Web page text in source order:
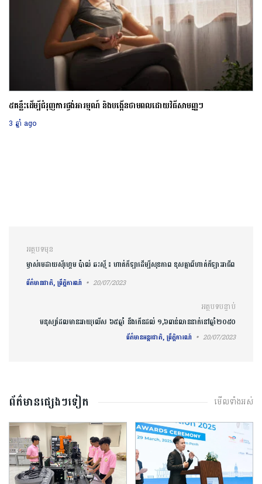
៥គន្លឹះដើម្បីជំរុញការផ្ចង់អារម្មណ៍ និងបង្កើនថាមពលដោយវិធីសាមញ្ញៗ
3 ឆ្នាំ ago
ការ​នាំទិស​ប្រកាស
អត្ថបទមុន
ម្ចាស់មេដាយស៊ីហ្គេម ប៉ាល់ ឆរស្មី ៖ ហាត់កីឡាដើម្បីសុខភាព ខុសគ្នាពីហាត់កីឡាអាជីព
ព័ត៌មានជាតិ, ព្រឹត្តិការណ៍ 20/07/2023
អត្ថបទបន្ទាប់
មនុស្សដែលមានអាយុលើស ៦៥ឆ្នាំ នឹងកើនដល់ ១,៦ពាន់លាននាក់នៅឆ្នាំ២០៥០
ព័ត៌មានអន្តរជាតិ, ព្រឹត្តិការណ៍ 20/07/2023
ព័ត៌មានផ្សេងៗទៀត មើលទាំងអស់